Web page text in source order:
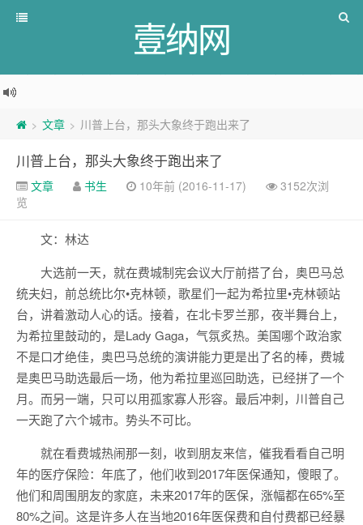
壹纳网
> 文章 > 川普上台，那头大象终于跑出来了
川普上台，那头大象终于跑出来了
文章 书生 10年前 (2016-11-17)
3152次浏
览
文：林达
大选前一天，就在费城制宪会议大厅前搭了台，奥巴马总
统夫妇，前总统比尔•克林顿，歌星们一起为希拉里•克林顿站
台，讲着激动人心的话。接着，在北卡罗兰那，夜半舞台上，
为希拉里鼓动的，是Lady Gaga，气氛炙热。美国哪个政治家
不是口才绝佳，奥巴马总统的演讲能力更是出了名的棒，费城
是奥巴马助选最后一场，他为希拉里巡回助选，已经拼了一个
月。而另一端，只可以用孤家寡人形容。最后冲刺，川普自己
一天跑了六个城市。势头不可比。
就在看费城热闹那一刻，收到朋友来信，催我看看自己明
年的医疗保险：年底了，他们收到2017年医保通知，傻眼了。
他们和周围朋友的家庭，未来2017年的医保，涨幅都在65%至
80%之间。这是许多人在当地2016年医保费和自付费都已经暴